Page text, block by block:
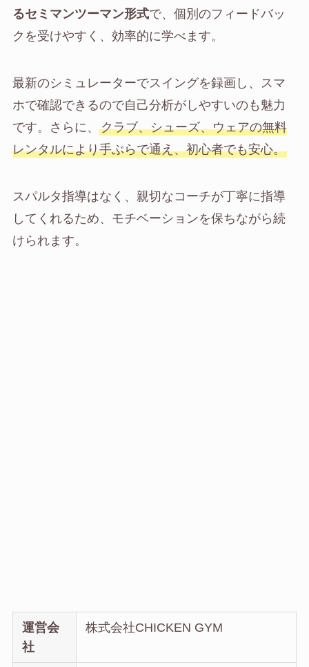
るセミマンツーマン形式で、個別のフィードバッ
クを受けやすく、効率的に学べます。
最新のシミュレーターでスイングを録画し、スマ
ホで確認できるので自己分析がしやすいのも魅力
です。さらに、 クラブ、シューズ、ウェアの無料
レンタルにより手ぶらで通え、初心者でも安心。
スパルタ指導はなく、親切なコーチが丁寧に指導
してくれるため、モチベーションを保ちながら続
けられます。
運営会
社
株式会社CHICKEN GYM